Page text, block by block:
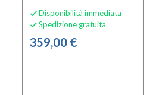
 Disponibilità immediata
 Spedizione gratuita
359,00 €